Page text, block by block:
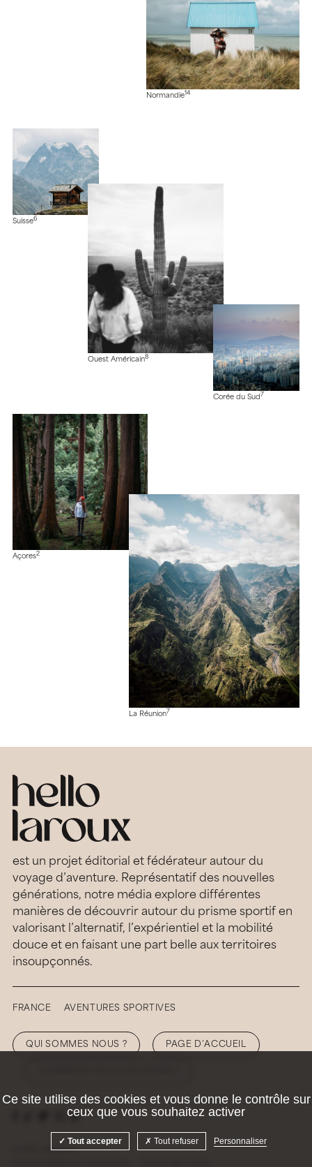
Normandie14
Suisse6
Ouest Américain8
Corée du Sud 7
Açores2
La Réunion7
est un projet éditorial et fédérateur autour du
voyage d’aventure. Représentatif des nouvelles
générations, notre média explore différentes
manières de découvrir autour du prisme sportif en
valorisant l’alternatif, l’expérientiel et la mobilité
douce et en faisant une part belle aux territoires
insoupçonnés.
FRANCE AVENTURES SPORTIVES
QUI SOMMES NOUS ? PAGE D’ACCUEIL
© 2026 Hellolaroux
Ce site utilise des cookies et vous donne le contrôle sur
ceux que vous souhaitez activer
Tout accepter Tout refuser Personnaliser